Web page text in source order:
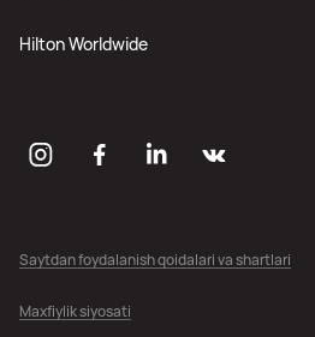
Hilton Worldwide
Saytdan foydalanish qoidalari va shartlari
Maxfiylik siyosati